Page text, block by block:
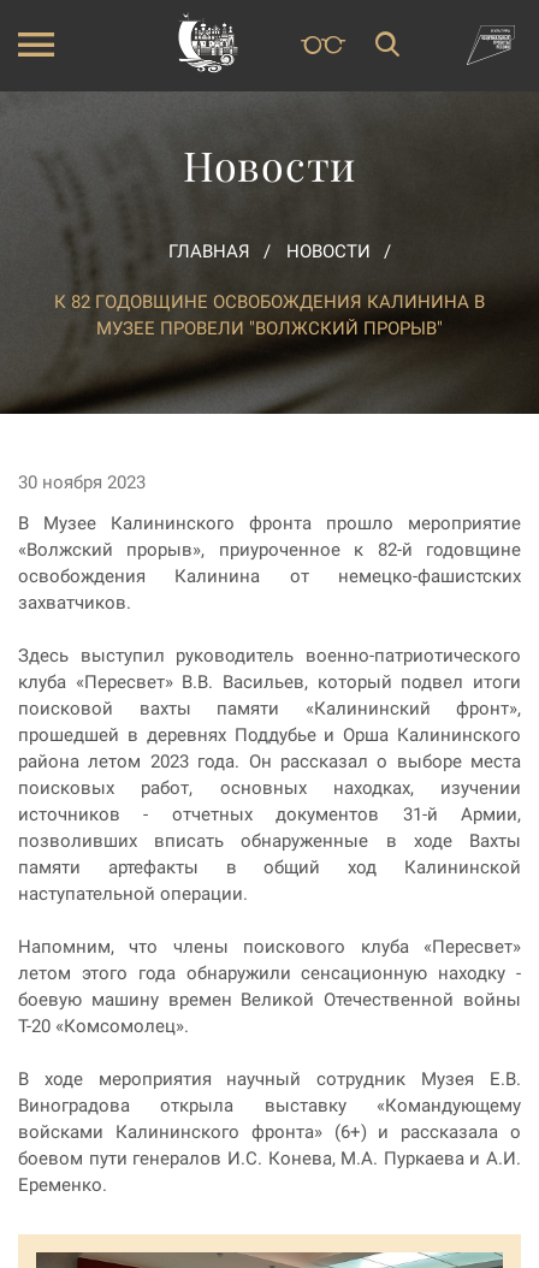
Новости
ГЛАВНАЯ НОВОСТИ
К 82 ГОДОВЩИНЕ ОСВОБОЖДЕНИЯ КАЛИНИНА В
МУЗЕЕ ПРОВЕЛИ "ВОЛЖСКИЙ ПРОРЫВ"
30 ноября 2023
В Музее Калининского фронта прошло мероприятие
«Волжский прорыв», приуроченное к 82-й годовщине
освобождения Калинина от немецко-фашистских
захватчиков.
Здесь выступил руководитель военно-патриотического
клуба «Пересвет» В.В. Васильев, который подвел итоги
поисковой вахты памяти «Калининский фронт»,
прошедшей в деревнях Поддубье и Орша Калининского
района летом 2023 года. Он рассказал о выборе места
поисковых работ, основных находках, изучении
источников - отчетных документов 31-й Армии,
позволивших вписать обнаруженные в ходе Вахты
памяти артефакты в общий ход Калининской
наступательной операции.
Напомним, что члены поискового клуба «Пересвет»
летом этого года обнаружили сенсационную находку -
боевую машину времен Великой Отечественной войны
Т-20 «Комсомолец».
В ходе мероприятия научный сотрудник Музея Е.В.
Виноградова открыла выставку «Командующему
войсками Калининского фронта» (6+) и рассказала о
боевом пути генералов И.С. Конева, М.А. Пуркаева и А.И.
Еременко.